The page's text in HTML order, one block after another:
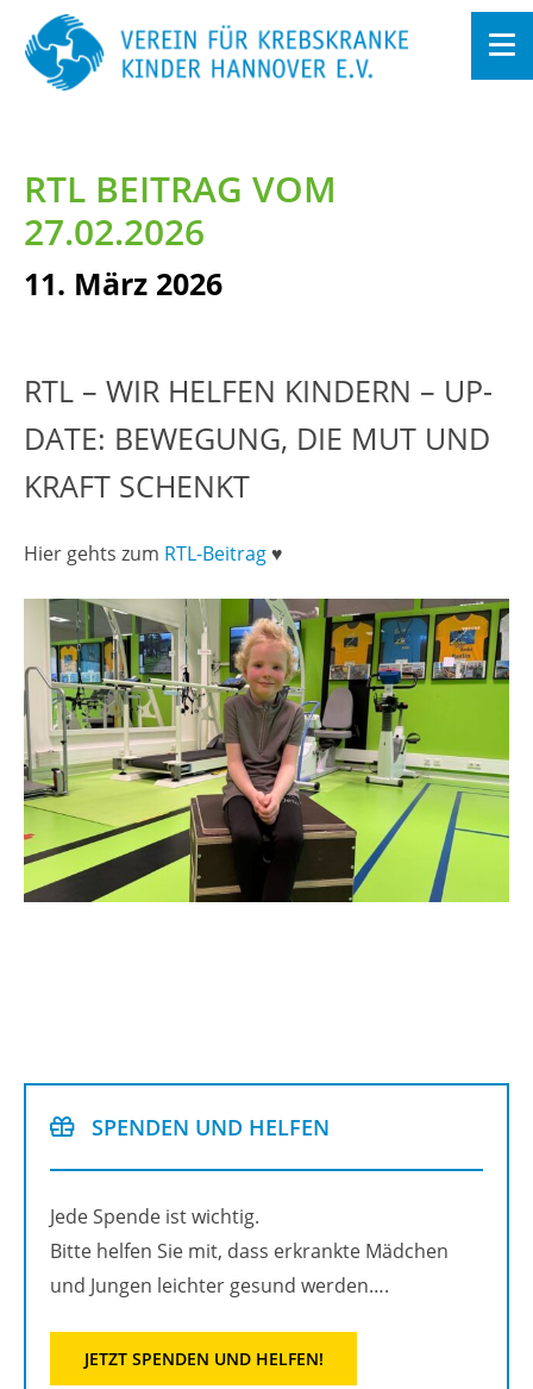
sprin­
gen
RTL BEI­TRAG VOM
27.02.2026
11. März 2026
RTL – WIR HEL­FEN KIN­DERN – UP­
DATE: BE­WE­GUNG, DIE MUT UND
KRAFT SCHENKT
Hier gehts zum RTL-Bei­trag♥
SPEN­DEN UND HEL­FEN
Jede Spen­de ist wich­tig.
Bitte hel­fen Sie mit, dass er­krank­te Mäd­chen
und Jun­gen leich­ter ge­sund wer­den….
JETZT SPEN­DEN UND HEL­FEN!